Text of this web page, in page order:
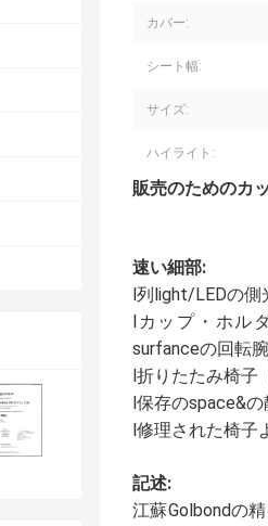
カバー:
シート幅:
サイズ:
ハイライト:
販売のためのカ
速い細部:
l列light/LEDの側
lカップ・ホル
surfanceの回転腕
l折りたたみ椅子
l保存のspace&
l修理された椅子
記述:
江蘇Golbondの